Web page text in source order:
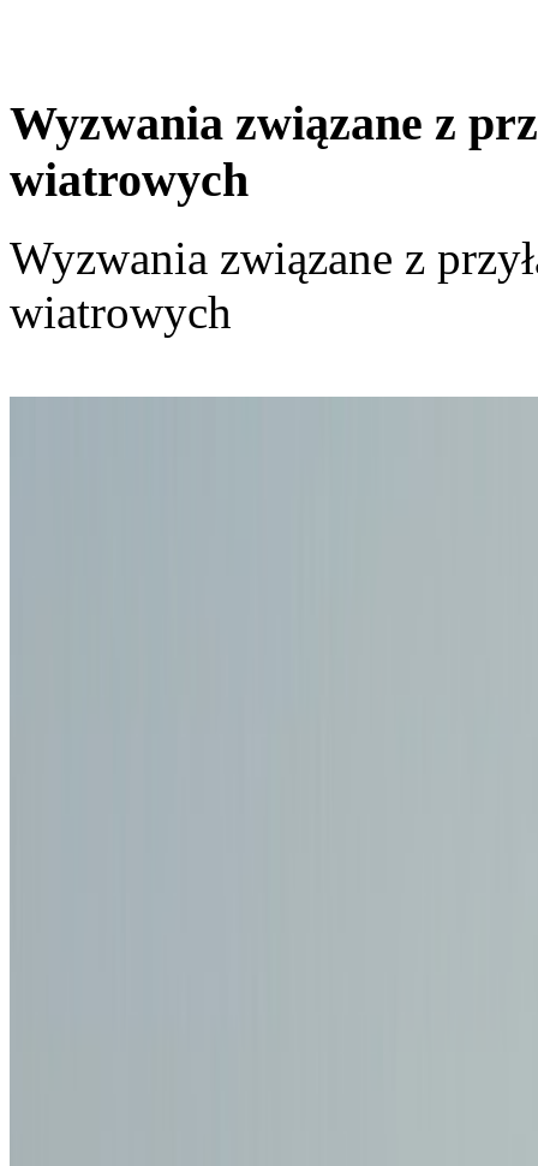
Wyzwania związane z
wiatrowych
Wyzwania związane z
wiatrowych